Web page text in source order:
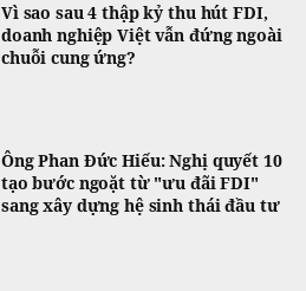
Vì sao sau 4 thập kỷ thu hút FDI,
doanh nghiệp Việt vẫn đứng ngoài
chuỗi cung ứng?
Ông Phan Đức Hiếu: Nghị quyết 10
tạo bước ngoặt từ "ưu đãi FDI"
sang xây dựng hệ sinh thái đầu tư